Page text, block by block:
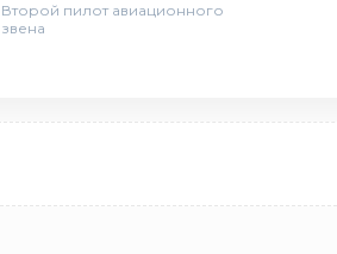
Второй пилот авиационного
звена